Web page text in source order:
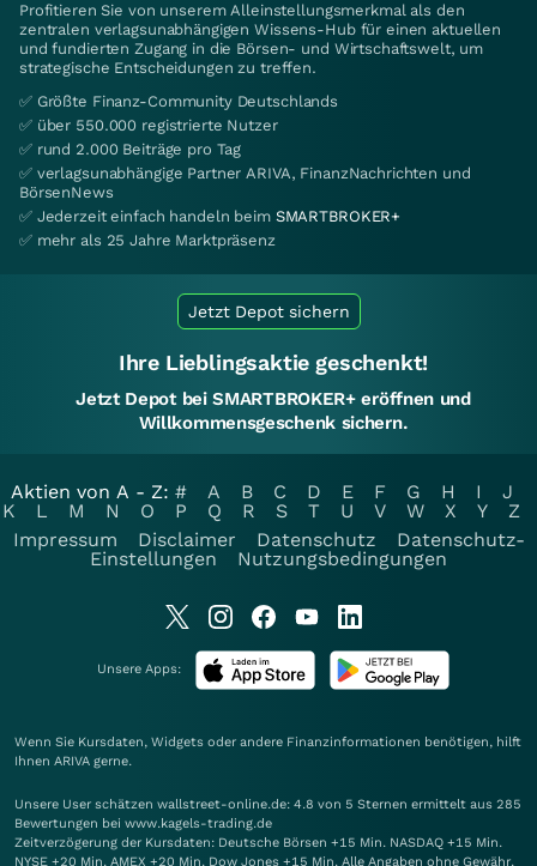
Profitieren Sie von unserem Alleinstellungsmerkmal als den
zentralen verlagsunabhängigen Wissens-Hub für einen aktuellen
und fundierten Zugang in die Börsen- und Wirtschaftswelt, um
strategische Entscheidungen zu treffen.
✅ Größte Finanz-Community Deutschlands
✅ über 550.000 registrierte Nutzer
✅ rund 2.000 Beiträge pro Tag
✅ verlagsunabhängige Partner ARIVA, FinanzNachrichten und
BörsenNews
✅ Jederzeit einfach handeln beim SMARTBROKER+
✅ mehr als 25 Jahre Marktpräsenz
Jetzt Depot sichern
Ihre Lieblingsaktie geschenkt!
Jetzt Depot bei SMARTBROKER+ eröffnen und
Willkommensgeschenk sichern.
Aktien von A - Z: # A B C D E F G H I
J
K
L M N O P Q R S T U V W X Y
Z
Impressum
Disclaimer Datenschutz
Datenschutz-
Einstellungen
Nutzungsbedingungen
Unsere Apps:
Wenn Sie Kursdaten, Widgets oder andere Finanzinformationen benötigen, hilft
Ihnen ARIVA gerne.
Unsere User schätzen wallstreet-online.de: 4.8 von 5 Sternen ermittelt aus 285
Bewertungen bei www.kagels-trading.de
Zeitverzögerung der Kursdaten: Deutsche Börsen +15 Min. NASDAQ +15 Min.
NYSE +20 Min. AMEX +20 Min. Dow Jones +15 Min. Alle Angaben ohne Gewähr.